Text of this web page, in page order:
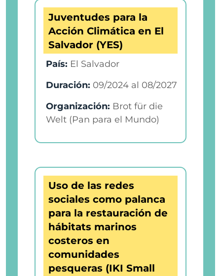
Juventudes para la
Acción Climática en El
Salvador (YES)
País: El Salvador
Duración: 09/2024 al 08/2027
Organización: Brot für die
Welt (Pan para el Mundo)
Uso de las redes
sociales como palanca
para la restauración de
hábitats marinos
costeros en
comunidades
pesqueras (IKI Small